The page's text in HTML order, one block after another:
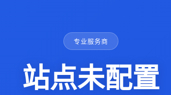
专业服务商
站点未配置